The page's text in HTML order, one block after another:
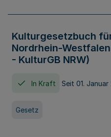
Kulturgesetzbuch
Nordrhein-
- KulturGB NRW)
In Kraft Seit 01. Januar
Gesetz